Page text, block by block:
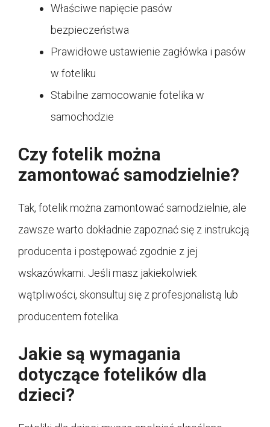
Właściwe napięcie pasów
bezpieczeństwa
Prawidłowe ustawienie zagłówka i pasów
w foteliku
Stabilne zamocowanie fotelika w
samochodzie
Czy fotelik można
zamontować samodzielnie?
Tak, fotelik można zamontować samodzielnie, ale
zawsze warto dokładnie zapoznać się z instrukcją
producenta i postępować zgodnie z jej
wskazówkami. Jeśli masz jakiekolwiek
wątpliwości, skonsultuj się z profesjonalistą lub
producentem fotelika.
Jakie są wymagania
dotyczące fotelików dla
dzieci?